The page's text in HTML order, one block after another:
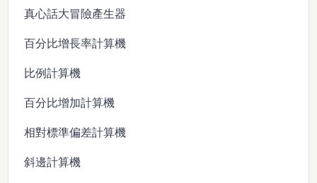
真心話大冒險產生器
百分比增長率計算機
比例計算機
百分比增加計算機
相對標準偏差計算機
斜邊計算機